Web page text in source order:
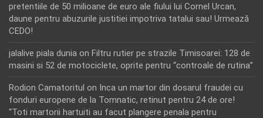
pretentiile de 50 milioane de euro ale fiului lui Cornel Urcan,
daune pentru abuzurile justitiei impotriva tatalui sau! Urmează
CEDO!
jalalive piala dunia on Filtru rutier pe strazile Timisoarei: 128 de
masini si 52 de motociclete, oprite pentru “controale de rutina”
Rodion Camatoritul on Inca un martor din dosarul fraudei cu
fonduri europene de la Tomnatic, retinut pentru 24 de ore!
“Toti martorii hartuiti au facut plangere penala pentru